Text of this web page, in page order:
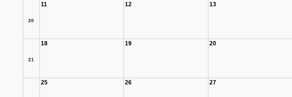
20
11 12 13
21
18 19 20
25 26 27